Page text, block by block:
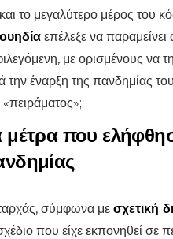
το μεγαλύτερο μέρος του
επέλεξε να
με ορισμένους να
την έναρξη της πανδημίας
«πειράματος»;
μέτρα που
σύμφωνα με σχετική
που είχε εκπονηθεί σε